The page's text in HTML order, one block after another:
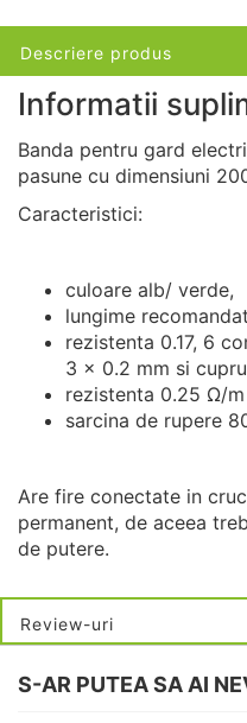
Descriere produs
Informatii
Banda pentru gard
pasune cu dimensiuni
Caracteristici:
culoare alb/ verde,
lungime
rezistenta 0.17, 6
3 x 0.2 mm si
rezistenta 0.25 Ω/m
sarcina de rupere
Are fire conectate in
permanent, de aceea
de putere.
Review-uri
S-AR PUTEA SA AI